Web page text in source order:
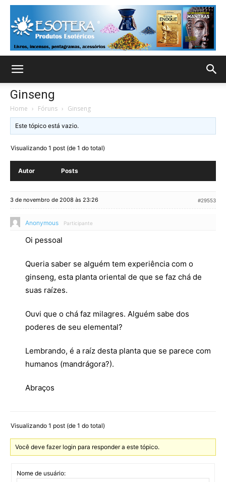
Ginseng
Home › Fóruns › Ginseng
Este tópico está vazio.
Visualizando 1 post (de 1 do total)
Autor Posts
3 de novembro de 2008 às 23:26 #29553
Anonymous Participante
Oi pessoal
Queria saber se alguém tem experiência com o
ginseng, esta planta oriental de que se faz chá de
suas raízes.
Ouvi que o chá faz milagres. Alguém sabe dos
poderes de seu elemental?
Lembrando, é a raíz desta planta que se parece com
humanos (mandrágora?).
Abraços
Visualizando 1 post (de 1 do total)
Você deve fazer login para responder a este tópico.
Nome de usuário: